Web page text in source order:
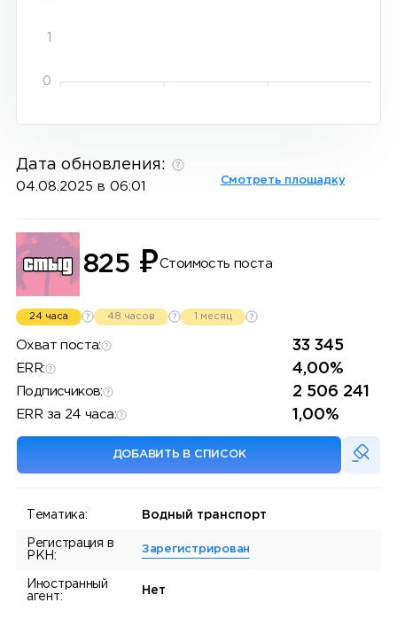
1
0
Дата обновления:
04.08.2025 в 06:01 Смотреть площадку
825 ₽Стоимость поста
24 часа 48 часов 1 месяц
Охват поста: 33 345
ERR: 4,00%
Подписчиков: 2 506 241
ERR за 24 часа: 1,00%
ДОБАВИТЬ В СПИСОК
Тематика: Водный транспорт
Регистрация в
РКН:
Зарегистрирован
Иностранный
агент:
Нет